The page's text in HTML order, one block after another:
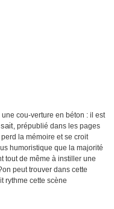
une cou-verture en béton : il est
, prépublié dans les pages
la mémoire et se croit
humoristique que la majorité
tout de même à instiller une
peuttrouver dans cette
rythme cette scène